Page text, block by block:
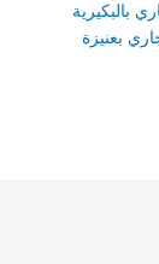
بالبكيرية
بعنيزة